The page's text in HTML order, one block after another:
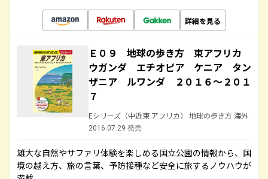
詳細を見る
Ｅ０９ 地球の歩き方 東アフリカ
ウガンダ エチオピア ケニア タン
ザニア ルワンダ ２０１６～２０１
７
Eシリーズ（中近東 アフリカ） 地球の歩き方 海外
2016.07.29 発売
雄大な自然やサファリ体験を楽しめる国立公園の情報から、国
境の越え方、旅の言葉、予防接種など安全に旅するノウハウが